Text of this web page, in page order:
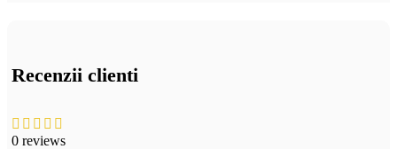
Recenzii clienti
0 reviews